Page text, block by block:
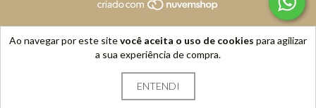
Ao navegar por este sitevocê aceita o uso de cookies para agilizar
a sua experiência de compra.
ENTENDI